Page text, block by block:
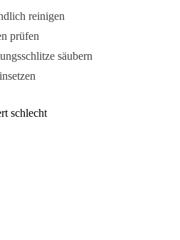
reinigen
prüfen
säubern
schlecht